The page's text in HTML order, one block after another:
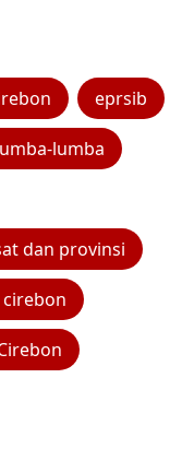
eprsib
lumba
dan provinsi